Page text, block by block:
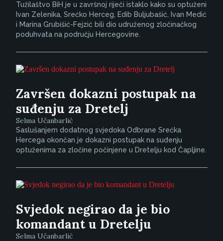
Tužilaštvo BiH je u završnoj riječi istaklo kako su optuženi
Ivan Zelenika, Srećko Herceg, Edib Buljubašić, Ivan Medić
i Marina Grubišić-Fejzić bili dio udruženog zločinačkog
poduhvata na području Hercegovine.
Završen dokazni postupak na
suđenju za Dretelj
Selma Učanbarlić
Saslušanjem dodatnog svjedoka Odbrane Srećka
Hercega okončan je dokazni postupak na suđenju
optuženima za zločine počinjene u Dretelju kod Čapljine.
Svjedok negirao da je bio
komandant u Dretelju
Selma Učanbarlić